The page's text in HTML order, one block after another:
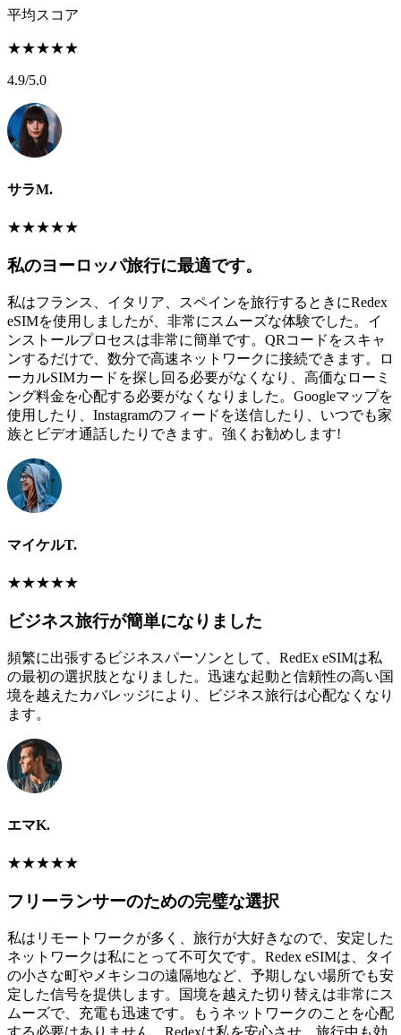
平均スコア
★★★★★
4.9/5.0
サラM.
★★★★★
私のヨーロッパ旅行に最適です。
私はフランス、イタリア、スペインを旅行するときにRedex
eSIMを使用しましたが、非常にスムーズな体験でした。イ
ンストールプロセスは非常に簡単です。QRコードをスキャ
ンするだけで、数分で高速ネットワークに接続できます。ロ
ーカルSIMカードを探し回る必要がなくなり、高価なローミ
ング料金を心配する必要がなくなりました。Googleマップを
使用したり、Instagramのフィードを送信したり、いつでも家
族とビデオ通話したりできます。強くお勧めします!
マイケルT.
★★★★★
ビジネス旅行が簡単になりました
頻繁に出張するビジネスパーソンとして、RedEx eSIMは私
の最初の選択肢となりました。迅速な起動と信頼性の高い国
境を越えたカバレッジにより、ビジネス旅行は心配なくなり
ます。
エマK.
★★★★★
フリーランサーのための完璧な選択
私はリモートワークが多く、旅行が大好きなので、安定した
ネットワークは私にとって不可欠です。Redex eSIMは、タイ
の小さな町やメキシコの遠隔地など、予期しない場所でも安
定した信号を提供します。国境を越えた切り替えは非常にス
ムーズで、充電も迅速です。もうネットワークのことを心配